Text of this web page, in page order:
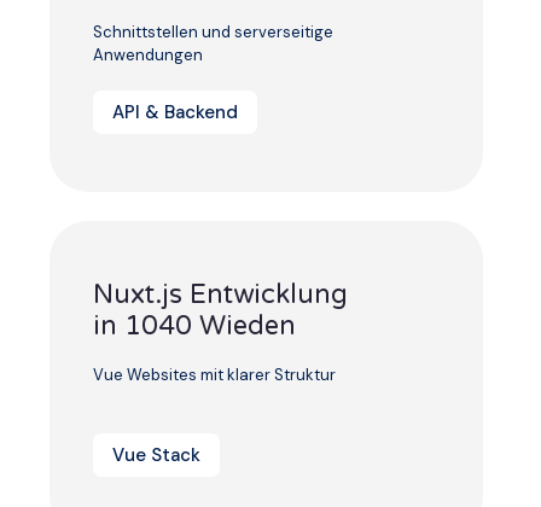
Schnittstellen und serverseitige
Anwendungen
API & Backend
Nuxt.js Entwicklung
in 1040 Wieden
Vue Websites mit klarer Struktur
Vue Stack